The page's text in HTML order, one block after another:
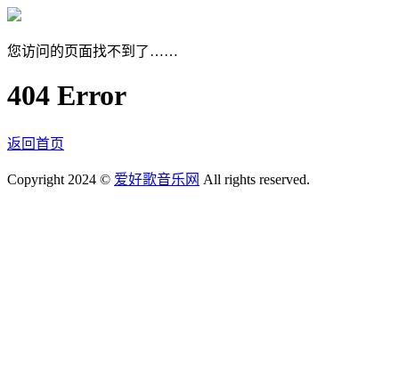
您访问的页面找不到了……
404 Error
返回首页
Copyright 2024 © 爱好歌音乐网 All rights reserved.